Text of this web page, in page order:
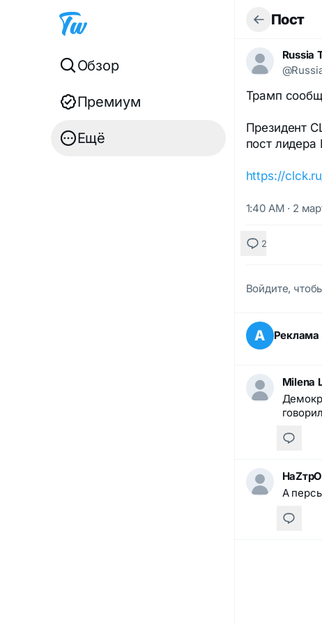
Обзор
Премиум
Ещё
Пост
Russia
Трамп
Президент
пост лидера
https://
1:40 AM · 2
2
Войдите,
А Реклама
Milena
А